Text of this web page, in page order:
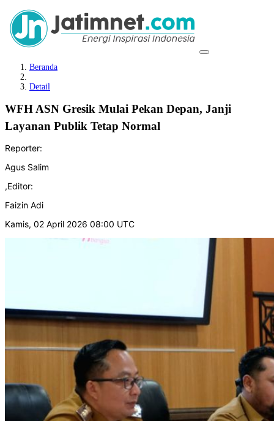
Beranda
Detail
WFH ASN Gresik Mulai Pekan Depan, Janji
Layanan Publik Tetap Normal
Reporter:
Agus Salim
,Editor:
Faizin Adi
Kamis, 02 April 2026 08:00 UTC